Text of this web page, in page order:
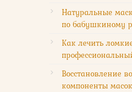
Натуральные
по бабушкиному
Как лечить
Восстановление
компоненты масок